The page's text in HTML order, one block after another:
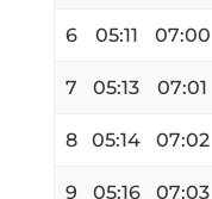
6 05:11 07:00
7 05:13 07:01
8 05:14 07:02
9 05:16 07:03